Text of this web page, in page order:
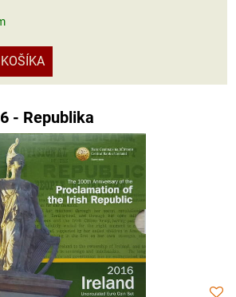
- Republika